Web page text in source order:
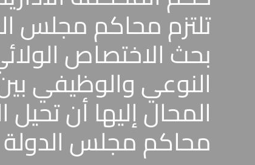
تلتزم محاكم مجلس
بحث الاختصاص
النوعي والوظيفي
المحال إليها أن
محاكم مجلس الدولة